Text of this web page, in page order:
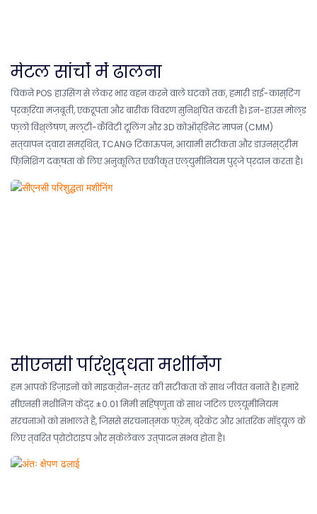
मेटल सांचों में ढालना
चिकने POS हाउसिंग से लेकर भार वहन करने वाले घटकों तक, हमारी डाई-कास्टिंग
प्रक्रिया मज़बूती, एकरूपता और बारीक विवरण सुनिश्चित करती है। इन-हाउस मोल्ड
फ्लो विश्लेषण, मल्टी-कैविटी टूलिंग और 3D कोऑर्डिनेट मापन (CMM)
सत्यापन द्वारा समर्थित, TCANG टिकाऊपन, आयामी सटीकता और डाउनस्ट्रीम
फ़िनिशिंग दक्षता के लिए अनुकूलित एकीकृत एल्युमीनियम पुर्जे प्रदान करता है।
सीएनसी परिशुद्धता मशीनिंग
हम आपके डिज़ाइनों को माइक्रोन-स्तर की सटीकता के साथ जीवंत बनाते हैं। हमारे
सीएनसी मशीनिंग केंद्र ±0.01 मिमी सहिष्णुता के साथ जटिल एल्यूमीनियम
संरचनाओं को संभालते हैं, जिससे संरचनात्मक फ़्रेम, ब्रैकेट और आंतरिक मॉड्यूल के
लिए त्वरित प्रोटोटाइप और स्केलेबल उत्पादन संभव होता है।